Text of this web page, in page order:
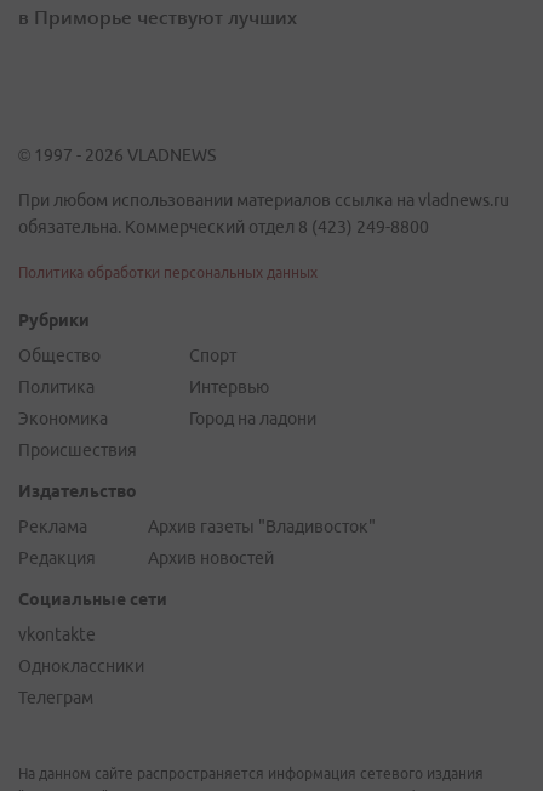
в Приморье чествуют лучших
© 1997 - 2026 VLADNEWS
При любом использовании материалов ссылка на vladnews.ru
обязательна. Коммерческий отдел 8 (423) 249-8800
Политика обработки персональных данных
Рубрики
Общество
Политика
Экономика
Происшествия
Спорт
Интервью
Город на ладони
Издательство
Реклама
Редакция
Архив газеты "Владивосток"
Архив новостей
Социальные сети
vkontakte
Одноклассники
Телеграм
На данном сайте распространяется информация сетевого издания